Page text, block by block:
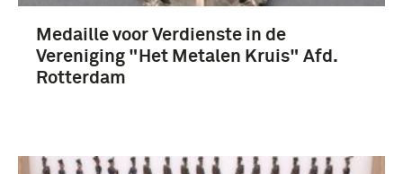
Medaille voor Verdienste in de
Vereniging "Het Metalen Kruis" Afd.
Rotterdam